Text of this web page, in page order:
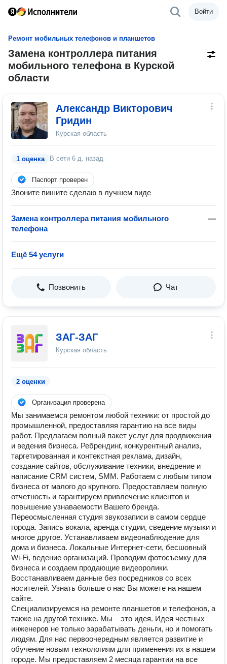
Войти
Ремонт мобильных телефонов и планшетов
Замена контроллера питания
мобильного телефона в Курской
области
Александр Викторович
Гридин
Курская область
1 оценка В сети 6 д. назад
Паспорт проверен
Звоните пишите сделаю в лучшем виде
Замена контроллера питания мобильного
телефона
—
Ещё 54 услуги
Позвонить Чат
ЗАГ-ЗАГ
Курская область
2 оценки
Организация проверена
Мы занимаемся ремонтом любой техники: от простой до
промышленной, предоставляя гарантию на все виды
работ. Предлагаем полный пакет услуг для продвижения
и ведения бизнеса. Ребрендинг, конкурентный анализ,
таргетированная и контекстная реклама, дизайн,
создание сайтов, обслуживание техники, внедрение и
написание CRM систем, SMM. Работаем с любым типом
бизнеса от малого до крупного. Предоставляем полную
отчетность и гарантируем привлечение клиентов и
повышение узнаваемости Вашего бренда.
Переосмысленная студия звукозаписи в самом сердце
города. Запись вокала, аренда студии, сведение музыки и
многое другое. Устанавливаем видеонаблюдение для
дома и бизнеса. Локальные Интернет-сети, бесшовный
Wi-Fi, ведение организаций. Проводим фотосъемку для
бизнеса и создаем продающие видеоролики.
Восстанавливаем данные без посредников со всех
носителей. Узнать больше о нас Вы можете на нашем
сайте.
Специализируемся на ремонте планшетов и телефонов, а
также на другой технике. Мы – это идея. Идея честных
инженеров не только зарабатывать деньги, но и помогать
людям. Для нас первоочередным является развитие и
обучение новым технологиям для применения их в нашем
городе. Мы предоставляем 2 месяца гарантии на все